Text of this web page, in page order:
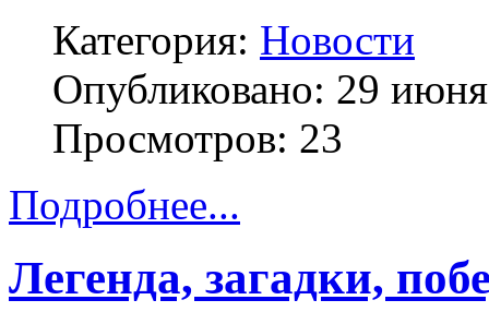
Категория: Новости
Опубликовано: 29
Просмотров: 23
Подробнее...
Легенда, загадки,